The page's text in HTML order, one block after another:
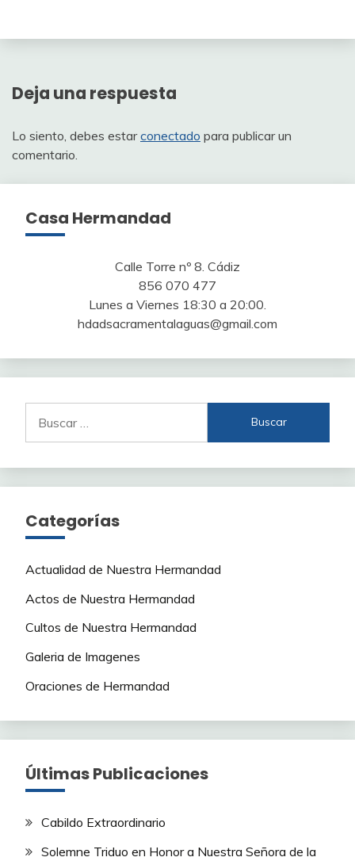
Deja una respuesta
Lo siento, debes estarconectado para publicar un
comentario.
Casa Hermandad
Calle Torre nº 8. Cádiz
856 070 477
Lunes a Viernes 18:30 a 20:00.
hdadsacramentalaguas@gmail.com
Categorías
Actualidad de Nuestra Hermandad
Actos de Nuestra Hermandad
Cultos de Nuestra Hermandad
Galeria de Imagenes
Oraciones de Hermandad
Últimas Publicaciones
Cabildo Extraordinario
Solemne Triduo en Honor a Nuestra Señora de la